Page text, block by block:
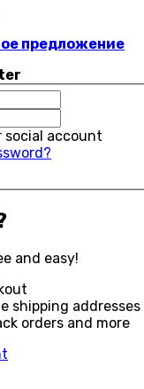
предложение
social account
and easy!
shipping addresses
orders and more